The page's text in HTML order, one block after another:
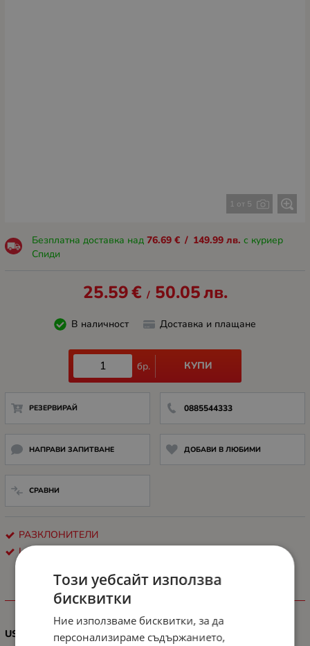
1 от 5
Безплатна доставка над 76.69 € / 149.99 лв. с куриер
Спиди
25.59€ / 50.05лв.
В наличност Доставка и плащане
бр. КУПИ
РЕЗЕРВИРАЙ 0885544333
НАПРАВИ ЗАПИТВАНЕ ДОБАВИ В ЛЮБИМИ
СРАВНИ
РАЗКЛОНИТЕЛИ
LANBERG
ХАРАКТЕРИСТИКИ
USB ИЗХОД
Този уебсайт използва
бисквитки
Ние използваме бисквитки, за да
персонализираме съдържанието,